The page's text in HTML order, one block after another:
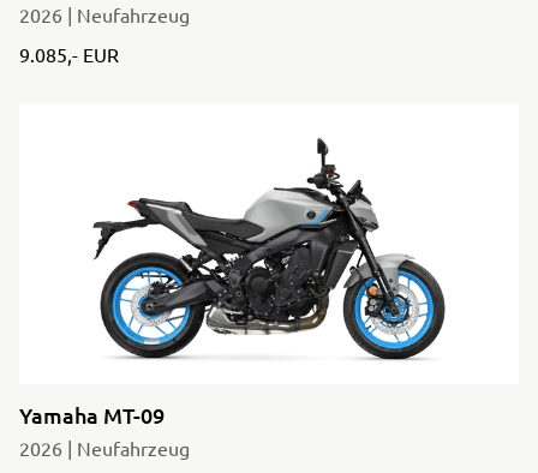
2026 | Neufahrzeug
9.085,- EUR
Yamaha MT-09
2026 | Neufahrzeug